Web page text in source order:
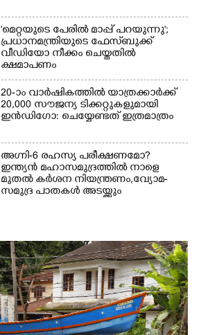
'മെറ്റയുടെ പേരിൽ മാപ്പ് പറയുന്നു';
പ്രധാനമന്ത്രിയുടെ ഫേസ്‌ബുക്ക്
വീഡിയോ നീക്കം ചെയ്തതിൽ
ക്ഷമാപണം
20-ാം വാർഷികത്തിൽ യാത്രക്കാർക്ക്
20,000 സൗജന്യ ടിക്കറ്റുകളുമായി
ഇൻഡിഗോ: ചെയ്യേണ്ടത് ഇത്രമാത്രം
അഗ്നി-6 രഹസ്യ പരീക്ഷണമോ?
ഇന്ത്യൻ മഹാസമുദ്രത്തിൽ നാളെ
മുതൽ കർശന നിയന്ത്രണം,വ്യോമ-
സമുദ്ര പാതകൾ അടയ്ക്കും